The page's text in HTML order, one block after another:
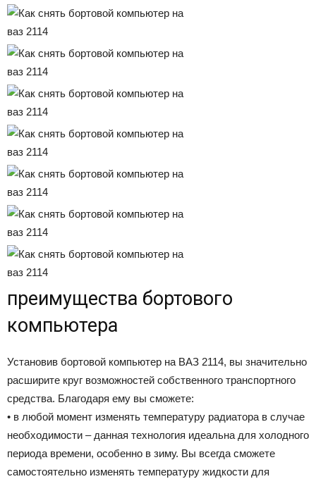
преимущества бортового
компьютера
Установив бортовой компьютер на ВАЗ 2114, вы значительно
расширите круг возможностей собственного транспортного
средства. Благодаря ему вы сможете:
• в любой момент изменять температуру радиатора в случае
необходимости – данная технология идеальна для холодного
периода времени, особенно в зиму. Вы всегда сможете
самостоятельно изменять температуру жидкости для